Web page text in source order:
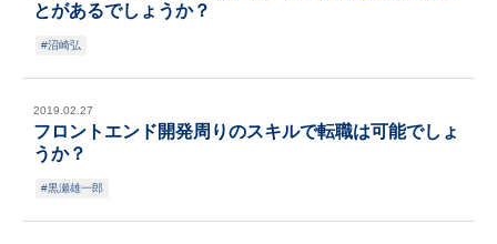
とがあるでしょうか？
沼崎弘
2019.02.27
フロントエンド開発周りのスキルで転職は可能でしょ
うか？
黒瀬雄一郎